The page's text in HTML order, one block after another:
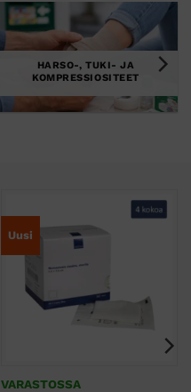
HARSO-, TUKI- JA
KOMPRESSIOSITEET
Uusi
VARASTOSSA